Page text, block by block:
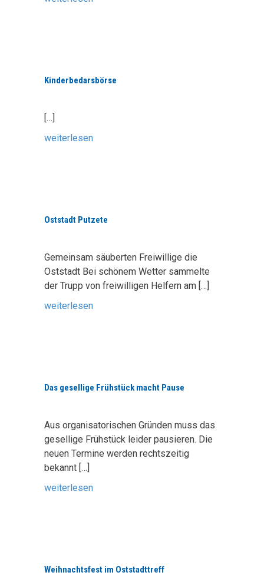
Kinderbedarsbörse
[…]
weiterlesen
Oststadt Putzete
Gemeinsam säuberten Freiwillige die
Oststadt Bei schönem Wetter sammelte
der Trupp von freiwilligen Helfern am […]
weiterlesen
Das gesellige Frühstück macht Pause
Aus organisatorischen Gründen muss das
gesellige Frühstück leider pausieren. Die
neuen Termine werden rechtszeitig
bekannt […]
weiterlesen
Weihnachtsfest im Oststadttreff